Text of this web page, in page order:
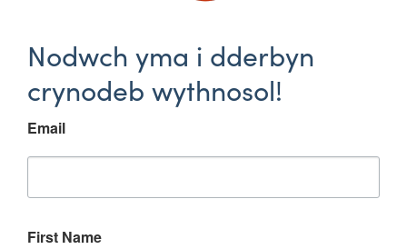
Nodwch yma i dderbyn
crynodeb wythnosol!
Email
First Name